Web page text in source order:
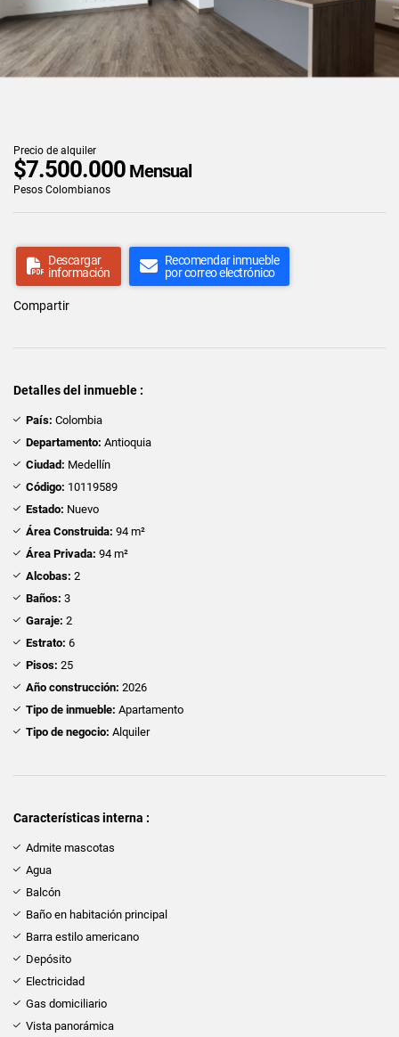
Precio de alquiler
$7.500.000 Mensual
Pesos Colombianos
Descargar
información
Recomendar inmueble
por correo electrónico
Compartir
Detalles del inmueble :
País: Colombia
Departamento: Antioquia
Ciudad: Medellín
Código: 10119589
Estado: Nuevo
Área Construida: 94 m²
Área Privada: 94 m²
Alcobas: 2
Baños: 3
Garaje: 2
Estrato: 6
Pisos: 25
Año construcción: 2026
Tipo de inmueble: Apartamento
Tipo de negocio: Alquiler
Características interna :
Admite mascotas
Agua
Balcón
Baño en habitación principal
Barra estilo americano
Depósito
Electricidad
Gas domiciliario
Vista panorámica